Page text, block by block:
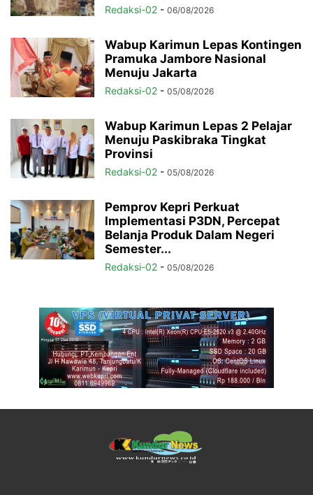
Redaksi-02 - 06/08/2026
Wabup Karimun Lepas Kontingen
Pramuka Jambore Nasional
Menuju Jakarta
Redaksi-02 - 05/08/2026
Wabup Karimun Lepas 2 Pelajar
Menuju Paskibraka Tingkat
Provinsi
Redaksi-02 - 05/08/2026
Pemprov Kepri Perkuat
Implementasi P3DN, Percepat
Belanja Produk Dalam Negeri
Semester...
Redaksi-02 - 05/08/2026